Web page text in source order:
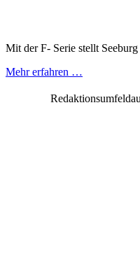
Mit der F- Serie stellt
Mehr erfahren …